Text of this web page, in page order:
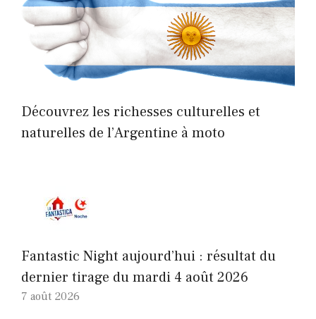
Découvrez les richesses culturelles et
naturelles de l’Argentine à moto
Fantastic Night aujourd’hui : résultat du
dernier tirage du mardi 4 août 2026
7 août 2026